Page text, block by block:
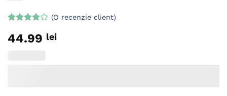
la4din
5 pe
(O recenzie client)
44.99 lei